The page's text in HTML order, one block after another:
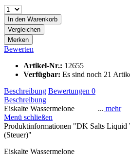
In den Warenkorb
Vergleichen
Merken
Bewerten
Artikel-Nr.: 12655
Verfügbar: Es sind noch 21
Beschreibung Bewertungen 0
Beschreibung
Eiskalte Wassermelone ... mehr
Menü schließen
Produktinformationen "DK Salts Liquid
(Steuer)"
Eiskalte Wassermelone